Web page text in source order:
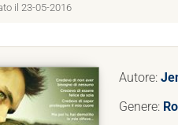
il 23-05-2016
Autore:
Genere: